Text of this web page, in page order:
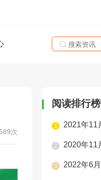
次
阅读排行榜
1
2
3